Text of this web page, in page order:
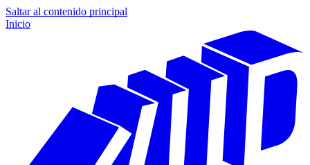
Saltar al contenido principal
Inicio